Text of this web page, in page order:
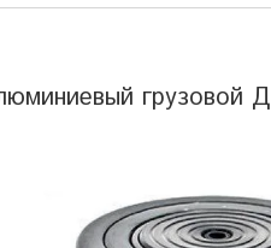
грузовой